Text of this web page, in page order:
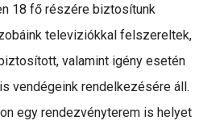
18 fő részére biztosítunk
televiziókkal felszereltek,
valamint igény esetén
vendégeink rendelkezésére áll.
egy rendezvényterem is helyet